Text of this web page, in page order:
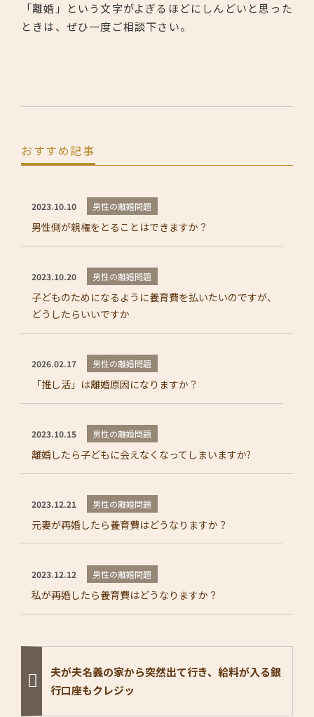
「離婚」という文字がよぎるほどにしんどいと思った
ときは、ぜひ一度ご相談下さい。
おすすめ記事
2023.10.10 男性の離婚問題
男性側が親権をとることはできますか？
2023.10.20 男性の離婚問題
子どものためになるように養育費を払いたいのですが、
どうしたらいいですか
2026.02.17 男性の離婚問題
「推し活」は離婚原因になりますか？
2023.10.15 男性の離婚問題
離婚したら子どもに会えなくなってしまいますか?
2023.12.21 男性の離婚問題
元妻が再婚したら養育費はどうなりますか？
2023.12.12 男性の離婚問題
私が再婚したら養育費はどうなりますか？
夫が夫名義の家から突然出て行き、給料が入る銀
行口座もクレジッ